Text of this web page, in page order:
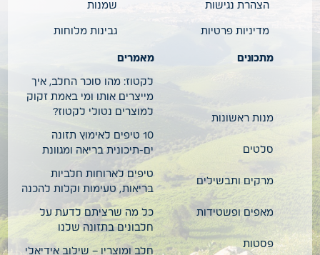
הצהרת נגישות
מדיניות פרטיות
שמנות
גבינות מלוחות
מתכונים
מנות ראשונות
סלטים
מרקים ותבשילים
מאפים ופשטידות
פסטות
מאמרים
לקטוז: מהו סוכר החלב, איך
מייצרים אותו ומי באמת זקוק
למוצרים נטולי לקטוז?
10 טיפים לאימוץ תזונה
ים-תיכונית בריאה ומגוונת
טיפים לארוחות חלביות
בריאות, טעימות וקלות להכנה
כל מה שרציתם לדעת על
חלבונים בתזונה שלנו
חלב ומוצריו – שילוב אידיאלי